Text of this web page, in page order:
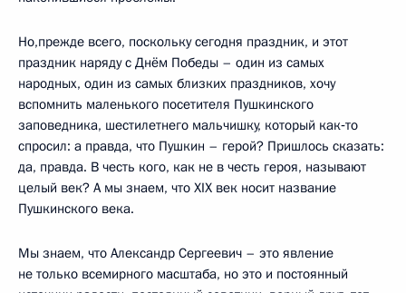
Но,прежде всего, поскольку сегодня праздник, и этот
праздник наряду с Днём Победы – один из самых
народных, один из самых близких праздников, хочу
вспомнить маленького посетителя Пушкинского
заповедника, шестилетнего мальчишку, который как‑то
спросил: а правда, что Пушкин – герой? Пришлось сказать:
да, правда. В честь кого, как не в честь героя, называют
целый век? А мы знаем, что XIX век носит название
Пушкинского века.
Мы знаем, что Александр Сергеевич – это явление
не только всемирного масштаба, но это и постоянный